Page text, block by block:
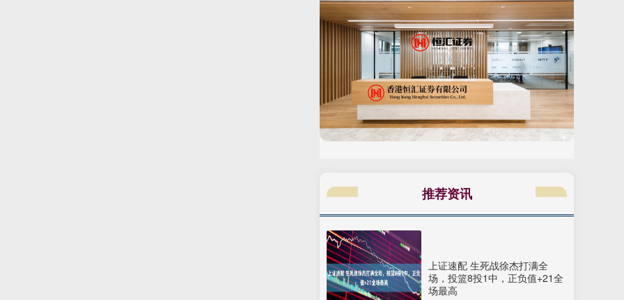
推荐资讯
上证速配 生死战徐杰打满全
场，投篮8投1中，正负值+21全
场最高